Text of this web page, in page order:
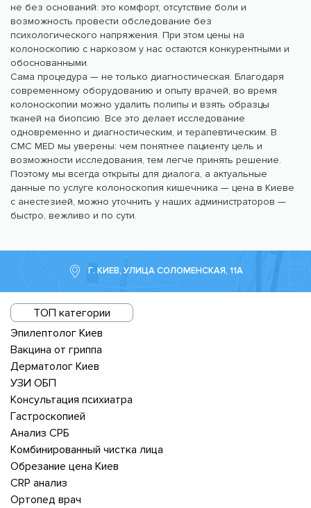
не без оснований: это комфорт, отсутствие боли и
возможность провести обследование без
психологического напряжения. При этом цены на
колоноскопию с наркозом у нас остаются конкурентными и
обоснованными.
Сама процедура — не только диагностическая. Благодаря
современному оборудованию и опыту врачей, во время
колоноскопии можно удалить полипы и взять образцы
тканей на биопсию. Все это делает исследование
одновременно и диагностическим, и терапевтическим. В
CMC MED мы уверены: чем понятнее пациенту цель и
возможности исследования, тем легче принять решение.
Поэтому мы всегда открыты для диалога, а актуальные
данные по услуге колоноскопия кишечника — цена в Киеве
с анестезией, можно уточнить у наших администраторов —
быстро, вежливо и по сути.
Г. КИЕВ, УЛИЦА СОЛОМЕНСКАЯ, 11А
ТОП категории
Эпилептолог Киев
Вакцина от гриппа
Дерматолог Киев
УЗИ ОБП
Консультация психиатра
Гастроскопией
Анализ СРБ
Комбинированный чистка лица
Обрезание цена Киев
CRP анализ
Ортопед врач